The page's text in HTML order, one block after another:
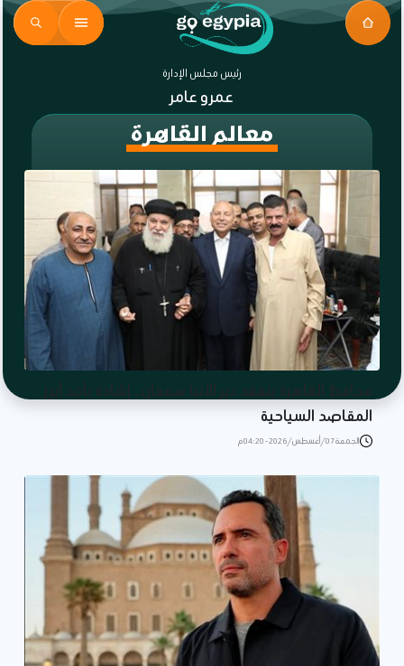
رئيس مجلس الإدارة
عمرو عامر
معالم القاهرة
محافظ القاهرة يتفقد دير الأنبا سمعان.. إشادة بأحد أبرز
المقاصد السياحية
الجمعة 07/أغسطس/2026 - 04:20 م